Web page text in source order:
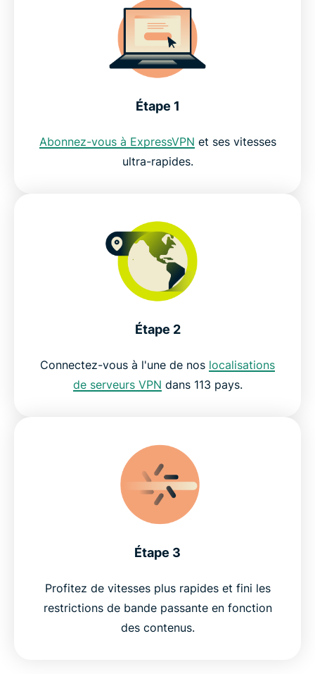
Étape 1
Abonnez-vous à ExpressVPN et ses vitesses
ultra-rapides.
Étape 2
Connectez-vous à l'une de nos localisations
de serveurs VPN dans 113 pays.
Étape 3
Profitez de vitesses plus rapides et fini les
restrictions de bande passante en fonction
des contenus.